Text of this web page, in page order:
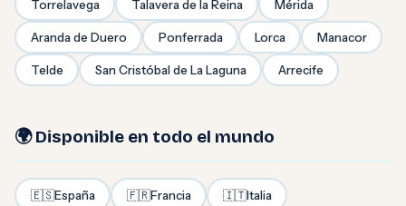
Torrelavega Talavera de la Reina Mérida
Aranda de Duero Ponferrada Lorca Manacor
Telde San Cristóbal de La Laguna Arrecife
🌍 Disponible en todo el mundo
🇪🇸España 🇫🇷Francia 🇮🇹Italia